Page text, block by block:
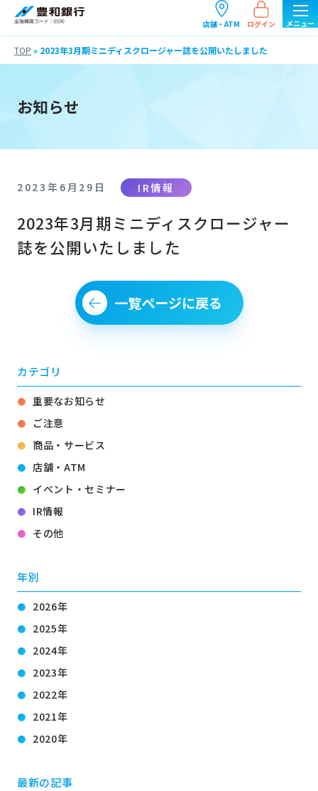
店舗・ATM ログイン
TOP » 2023年3月期ミニディスクロージャー誌を公開いたしました
お知らせ
2023年6月29日 IR情報
2023年3月期ミニディスクロージャー
誌を公開いたしました
一覧ページに戻る
カテゴリ
重要なお知らせ
ご注意
商品・サービス
店舗・ATM
イベント・セミナー
IR情報
その他
年別
2026年
2025年
2024年
2023年
2022年
2021年
2020年
最新の記事